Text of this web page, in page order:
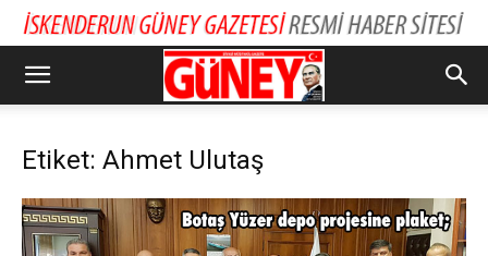
Etiket: Ahmet Ulutaş